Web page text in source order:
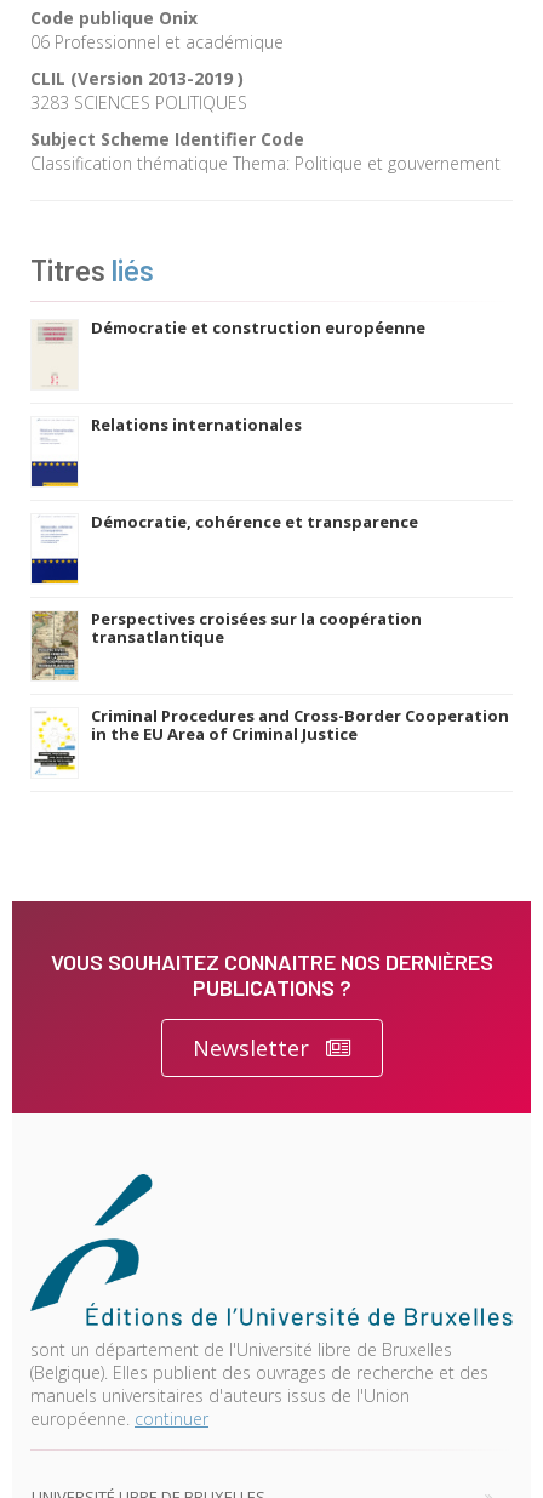
Code publique Onix
06 Professionnel et académique
CLIL (Version 2013-2019 )
3283 SCIENCES POLITIQUES
Subject Scheme Identifier Code
Classification thématique Thema: Politique et gouvernement
Titres liés
Démocratie et construction européenne
Relations internationales
Démocratie, cohérence et transparence
Perspectives croisées sur la coopération
transatlantique
Criminal Procedures and Cross-Border Cooperation
in the EU Area of Criminal Justice
VOUS SOUHAITEZ CONNAITRE NOS DERNIÈRES
PUBLICATIONS ?
Newsletter
sont un département de l'Université libre de Bruxelles
(Belgique). Elles publient des ouvrages de recherche et des
manuels universitaires d'auteurs issus de l'Union
européenne. continuer